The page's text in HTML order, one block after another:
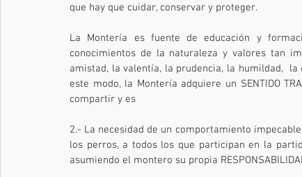
que hay que cuidar, conservar y proteger.
La Montería es fuente de educación y
conocimientos de la naturaleza y valores tan
amistad, la valentía, la prudencia, la humildad,
este modo, la Montería adquiere un SENTIDO
compartir y es
2.- La necesidad de un comportamiento
los perros, a todos los que participan en la
asumiendo el montero su propia